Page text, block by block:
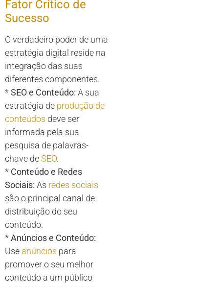
Fator Crítico de
Sucesso
O verdadeiro poder de uma
estratégia digital reside na
integração das suas
diferentes componentes.
*SEO e Conteúdo: A sua
estratégia de produção de
conteúdos deve ser
informada pela sua
pesquisa de palavras-
chave deSEO.
* Conteúdo e Redes
Sociais: As redes sociais
são o principal canal de
distribuição do seu
conteúdo.
*Anúncios e Conteúdo:
Use anúncios para
promover o seu melhor
conteúdo a um público